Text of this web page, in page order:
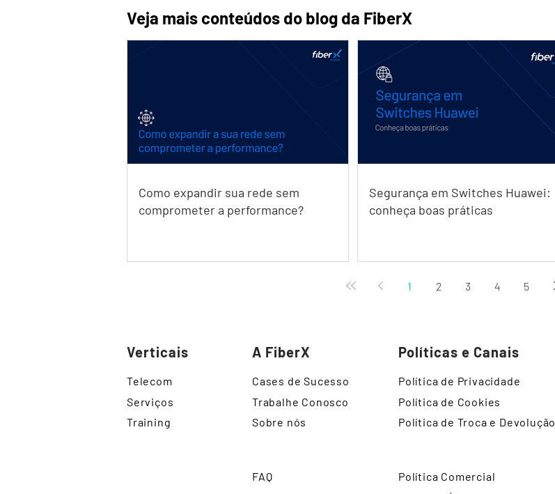
Veja mais conteúdos do blog da FiberX
Como expandir sua rede sem
comprometer a performance?
Segurança em Switches Huawei:
conheça boas práticas
1 2 3 4 5
Verticais A FiberX
Telecom
Serviços
Training
Cases de Sucesso
Trabalhe Conosco
Sobre nós
Políticas e Canais
Política de Privacidade
Política de Cookies
Política de Troca e Devolução
FAQ
Política Comercial